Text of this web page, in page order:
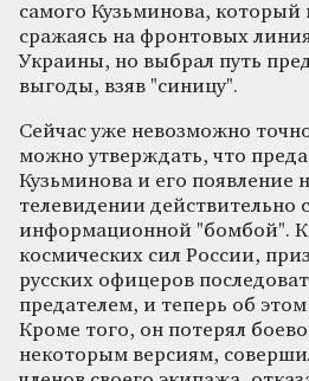
самого Кузьминова, который
сражаясь на фронтовых
Украины, но выбрал путь
выгоды, взяв "синицу".
Сейчас уже невозможно
можно утверждать, что
Кузьминова и его появление
телевидении действительно
информационной "бомбой".
космических сил России,
русских офицеров
предателем, и теперь об
Кроме того, он потерял
некоторым версиям,